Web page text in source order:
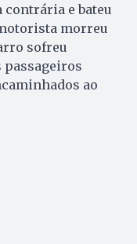
contrária e bateu
morreu
sofreu
passageiros
ao